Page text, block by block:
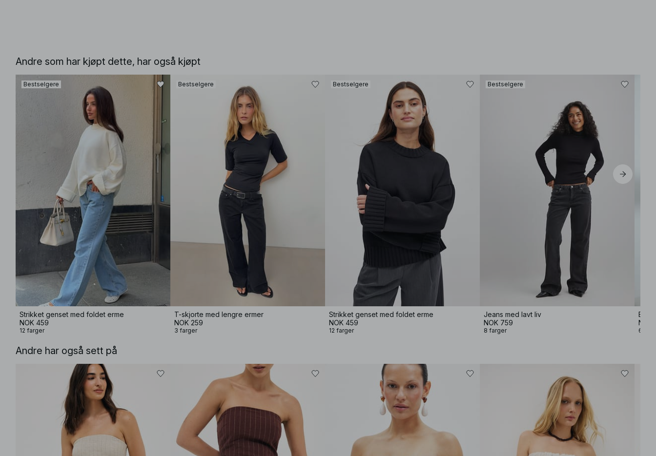
Andre som har kjøpt dette, har også kjøpt
Bestselgere
Strikket genset med foldet erme
NOK 459
12 farger
Bestselgere
T-skjorte med lengre ermer
NOK 259
3 farger
Bestselgere
Strikket genset med foldet erme
NOK 459
12 farger
Bestselgere
Jeans med lavt liv
NOK 759
8 farger
NOK
6
Andre har også sett på